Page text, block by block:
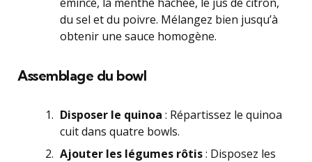
du sel et du poivre. Mélangez bien jusqu’à
obtenir une sauce homogène.
Assemblage du bowl
Disposer le quinoa : Répartissez le quinoa
cuit dans quatre bowls.
Ajouter les légumes rôtis: Disposez les